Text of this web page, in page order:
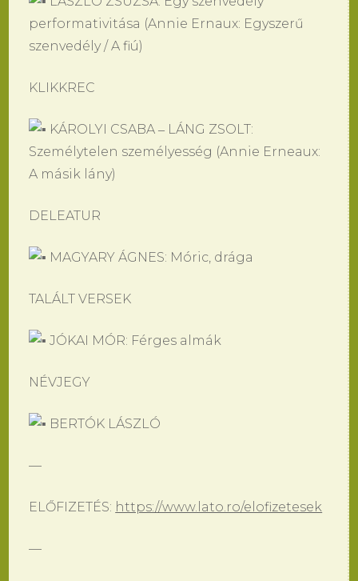
performativitása (Annie Ernaux: Egyszerű
szenvedély / A fiú)
KLIKKREC
KÁROLYI CSABA ‒ LÁNG ZSOLT:
Személytelen személyesség (Annie Erneaux:
A másik lány)
DELEATUR
MAGYARY ÁGNES: Móric, drága
TALÁLT VERSEK
JÓKAI MÓR: Férges almák
NÉVJEGY
BERTÓK LÁSZLÓ
—
ELŐFIZETÉS: https://www.lato.ro/elofizetesek
—